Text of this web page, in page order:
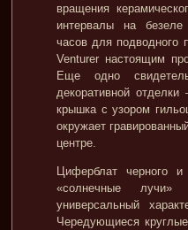
вращения
интервалы на
часов для подводного
Venturer настоящим
Еще одно
декоративной
крышка с узором
окружает
центре.
Циферблат черного
«солнечные лучи»
универсальный
Чередующиеся